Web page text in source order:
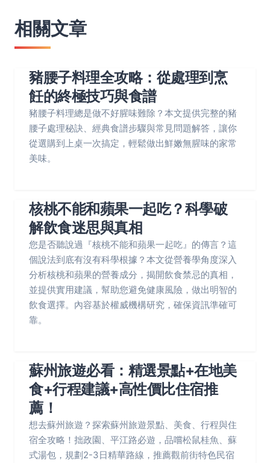
相關文章
豬腰子料理全攻略：從處理到烹
飪的終極技巧與食譜
豬腰子料理總是做不好腥味難除？本文提供完整的豬
腰子處理秘訣、經典食譜步驟與常見問題解答，讓你
從選購到上桌一次搞定，輕鬆做出鮮嫩無腥味的家常
美味。
核桃不能和蘋果一起吃？科學破
解飲食迷思與真相
您是否聽說過『核桃不能和蘋果一起吃』的傳言？這
個說法到底有沒有科學根據？本文從營養學角度深入
分析核桃和蘋果的營養成分，揭開飲食禁忌的真相，
並提供實用建議，幫助您避免健康風險，做出明智的
飲食選擇。內容基於權威機構研究，確保資訊準確可
靠。
蘇州旅遊必看：精選景點+在地美
食+行程建議+高性價比住宿推
薦！
想去蘇州旅遊？探索蘇州旅遊景點、美食、行程與住
宿全攻略！拙政園、平江路必遊，品嚐松鼠桂魚、蘇
式湯包，規劃2-3日精華路線，推薦觀前街特色民宿